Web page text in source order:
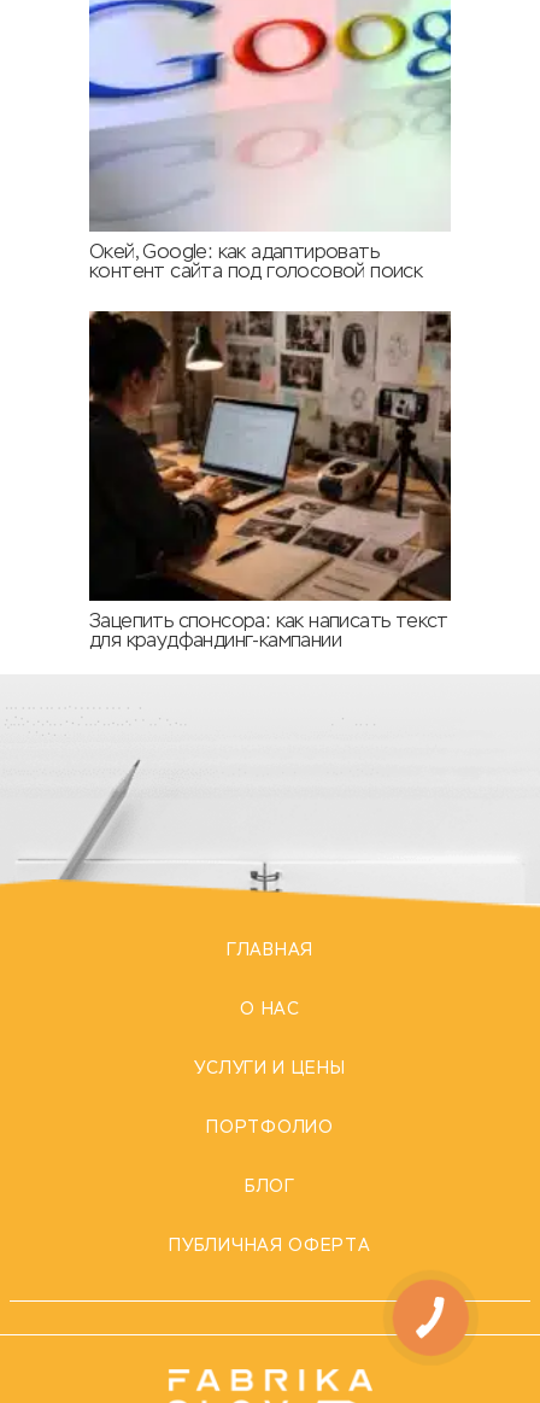
Окей, Google: как адаптировать
контент сайта под голосовой поиск
Зацепить спонсора: как написать текст
для краудфандинг-кампании
ГЛАВНАЯ
О НАС
УСЛУГИ И ЦЕНЫ
ПОРТФОЛИО
БЛОГ
ПУБЛИЧНАЯ ОФЕРТА